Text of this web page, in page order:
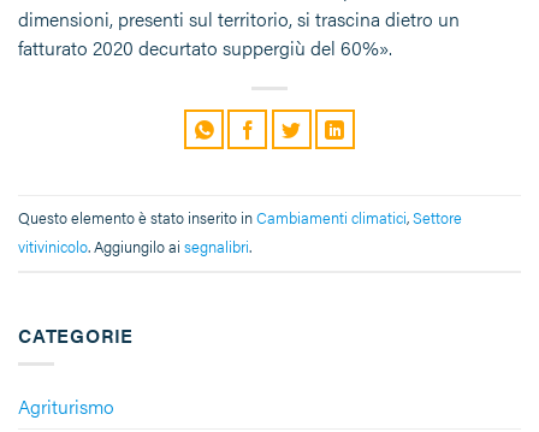
CATEGORIE
Agriturismo
dimensioni, presenti sul territorio, si trascina dietro un
fatturato 2020 decurtato suppergiù del 60%».
Questo elemento è stato inserito inCambiamenti climatici,Settore
vitivinicolo. Aggiungilo ai segnalibri.